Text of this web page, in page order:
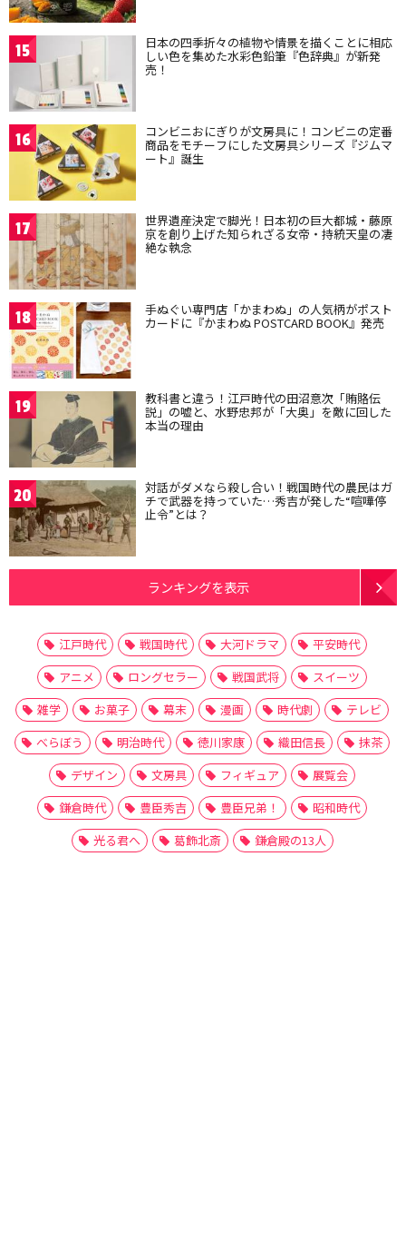
15 日本の四季折々の植物や情景を描くことに相応
しい色を集めた水彩色鉛筆『色辞典』が新発
売！
16 コンビニおにぎりが文房具に！コンビニの定番
商品をモチーフにした文房具シリーズ『ジムマ
ート』誕生
17 世界遺産決定で脚光！日本初の巨大都城・藤原
京を創り上げた知られざる女帝・持統天皇の凄
絶な執念
18 手ぬぐい専門店「かまわぬ」の人気柄がポスト
カードに『かまわぬ POSTCARD BOOK』発売
19 教科書と違う！江戸時代の田沼意次「賄賂伝
説」の嘘と、水野忠邦が「大奥」を敵に回した
本当の理由
20 対話がダメなら殺し合い！戦国時代の農民はガ
チで武器を持っていた…秀吉が発した“喧嘩停
止令”とは？
ランキングを表示
江戸時代 戦国時代 大河ドラマ
平安時代
アニメ
ロングセラー 戦国武将
スイーツ
雑学
お菓子 幕末 漫画 時代劇
テレビ
べらぼう
明治時代 徳川家康 織田信長
抹茶
デザイン
文房具 フィギュア
展覧会
鎌倉時代
豊臣秀吉 豊臣兄弟！
昭和時代
光る君へ
葛飾北斎 鎌倉殿の13人